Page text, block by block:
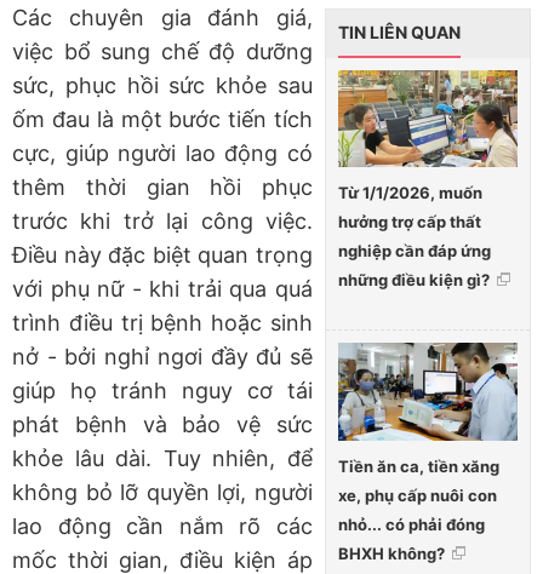
TIN LIÊN QUAN
Từ 1/1/2026, muốn
hưởng trợ cấp thất
nghiệp cần đáp ứng
những điều kiện gì?
Tiền ăn ca, tiền xăng
xe, phụ cấp nuôi con
nhỏ... có phải đóng
BHXH không?
Các chuyên gia đánh giá,
việc bổ sung chế độ dưỡng
sức, phục hồi sức khỏe sau
ốm đau là một bước tiến tích
cực, giúp người lao động có
thêm thời gian hồi phục
trước khi trở lại công việc.
Điều này đặc biệt quan trọng
với phụ nữ - khi trải qua quá
trình điều trị bệnh hoặc sinh
nở - bởi nghỉ ngơi đầy đủ sẽ
giúp họ tránh nguy cơ tái
phát bệnh và bảo vệ sức
khỏe lâu dài. Tuy nhiên, để
không bỏ lỡ quyền lợi, người
lao động cần nắm rõ các
mốc thời gian, điều kiện áp